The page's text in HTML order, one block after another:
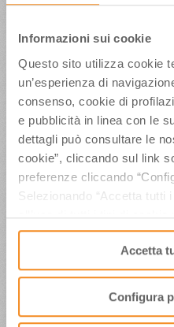
Informazioni sui cookie
Questo sito utilizza cookie
un’esperienza di
consenso, cookie di
e pubblicità in linea con le
dettagli può consultare le
cookie”, cliccando sul link
preferenze cliccando
Selezionando “Accetta tutti
all’uso di tutti i tipi di
consenso cliccando su
saranno attivati i soli
funzionamento del sito.
Accetta
Configura
finalità e modalità
dati.
informativa che
dati personali
sito web.
Cookie policy del
informativa
gestione del sito
per la consultazione
portali web istituzionali,
COME
DIRITTI